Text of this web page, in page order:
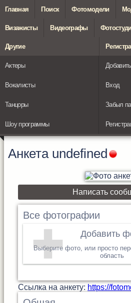
Главная Поиск Фотомодели
Визажисты Видеографы
Другие
Актеры
Вокалисты
Танцоры
Шоу программы
Вход
Забыл
Анкета undefined
Написать
Все фотографии
Добавить
Выберите фото, или просто
область
Cсылка на анкету: https://